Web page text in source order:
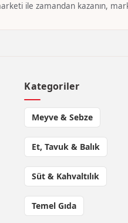
ile zamandan kazanın,
Kategoriler
Meyve & Sebze
Et, Tavuk & Balık
Süt & Kahvaltılık
Temel Gıda